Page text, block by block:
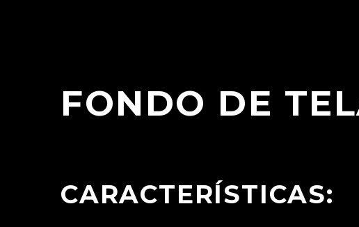
FONDO DE
CARACTERÍSTICAS: